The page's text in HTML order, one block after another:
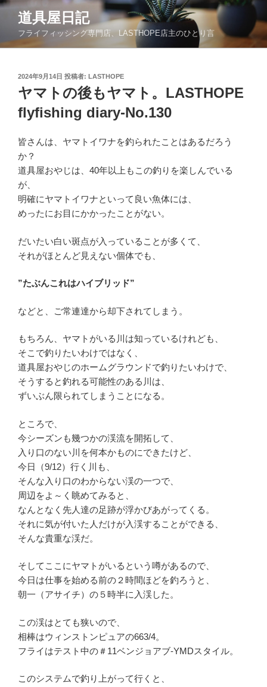
コ
ン
道具屋日記
フライフィッシング専門店、LASTHOPE店主のひとり言
投
稿
日:
2024年9月14日 投稿者: LASTHOPE
ヤマトの後もヤマト。LASTHOPE
flyfishing diary-No.130
皆さんは、ヤマトイワナを釣られたことはあるだろう
か？
道具屋おやじは、40年以上もこの釣りを楽しんでいる
が、
明確にヤマトイワナといって良い魚体には、
めったにお目にかかったことがない。
だいたい白い斑点が入っていることが多くて、
それがほとんど見えない個体でも、
”たぶんこれはハイブリッド”
などと、ご常連達から却下されてしまう。
もちろん、ヤマトがいる川は知っているけれども、
そこで釣りたいわけではなく、
道具屋おやじのホームグラウンドで釣りたいわけで、
そうすると釣れる可能性のある川は、
ずいぶん限られてしまうことになる。
ところで、
今シーズンも幾つかの渓流を開拓して、
入り口のない川を何本かものにできたけど、
今日（9/12）行く川も、
そんな入り口のわからない渓の一つで、
周辺をよ～く眺めてみると、
なんとなく先人達の足跡が浮かびあがってくる。
それに気が付いた人だけが入渓することができる、
そんな貴重な渓だ。
そしてここにヤマトがいるという噂があるので、
今日は仕事を始める前の２時間ほどを釣ろうと、
朝一（アサイチ）の５時半に入渓した。
この渓はとても狭いので、
相棒はウィンストンピュアの663/4。
フライはテスト中の＃11ベンジョアブ-YMDスタイル。
このシステムで釣り上がって行くと、